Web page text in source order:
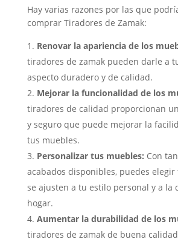
Hay varias razones por las que
comprar Tiradores de Zamak:
Renovar la apariencia de los
tiradores de zamak pueden darle a
aspecto duradero y de calidad.
Mejorar la funcionalidad de los
tiradores de calidad proporcionan
y seguro que puede mejorar la
tus muebles.
Personalizar tus muebles: Con
acabados disponibles, puedes
se ajusten a tu estilo personal y a la
hogar.
Aumentar la durabilidad de los
tiradores de zamak de buena